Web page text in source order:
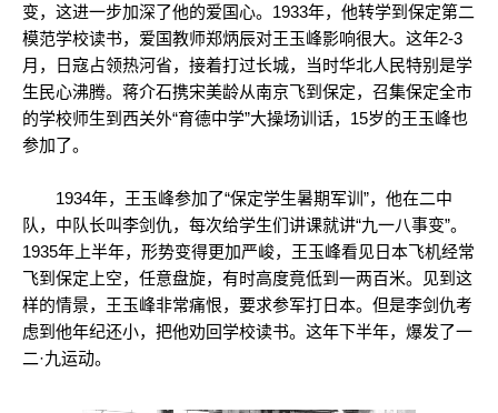
变，这进一步加深了他的爱国心。1933年，他转学到保定第二
模范学校读书，爱国教师郑炳辰对王玉峰影响很大。这年2-3
月，日寇占领热河省，接着打过长城，当时华北人民特别是学
生民心沸腾。蒋介石携宋美龄从南京飞到保定，召集保定全市
的学校师生到西关外“育德中学”大操场训话，15岁的王玉峰也
参加了。
1934年，王玉峰参加了“保定学生暑期军训”，他在二中
队，中队长叫李剑仇，每次给学生们讲课就讲“九一八事变”。
1935年上半年，形势变得更加严峻，王玉峰看见日本飞机经常
飞到保定上空，任意盘旋，有时高度竟低到一两百米。见到这
样的情景，王玉峰非常痛恨，要求参军打日本。但是李剑仇考
虑到他年纪还小，把他劝回学校读书。这年下半年，爆发了一
二·九运动。